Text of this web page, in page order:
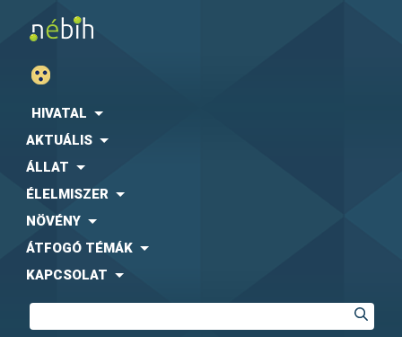
HIVATAL
AKTUÁLIS
ÁLLAT
ÉLELMISZER
NÖVÉNY
ÁTFOGÓ TÉMÁK
KAPCSOLAT